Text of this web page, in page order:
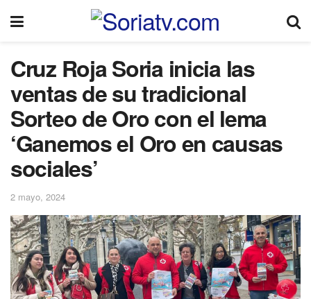
Cruz Roja Soria inicia las
ventas de su tradicional
Sorteo de Oro con el lema
‘Ganemos el Oro en causas
sociales’
2 mayo, 2024